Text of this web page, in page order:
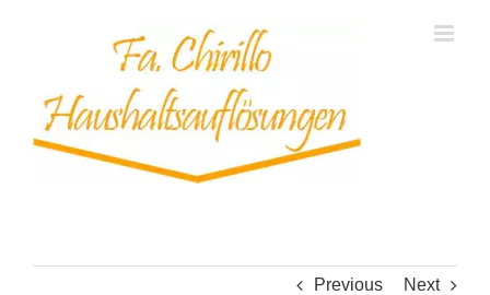
Previous Next